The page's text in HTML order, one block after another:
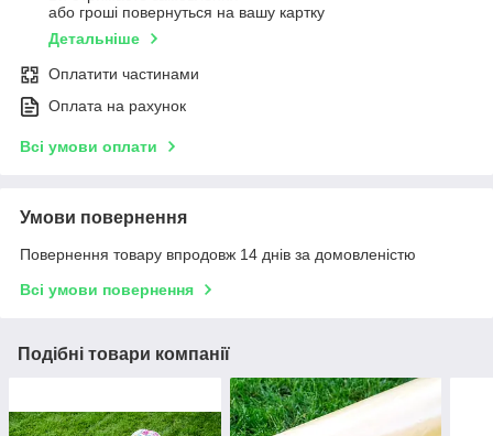
або гроші повернуться на вашу картку
Детальніше
Оплатити частинами
Оплата на рахунок
Всі умови оплати
Умови повернення
Повернення товару впродовж 14 днів за домовленістю
Всі умови повернення
Подібні товари компанії